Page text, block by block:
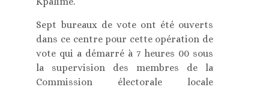
Sept bureaux de vote ont été ouverts
dans ce centre pour cette opération de
vote qui a démarré à 7 heures 00 sous
la supervision des membres de la
Commission électorale locale